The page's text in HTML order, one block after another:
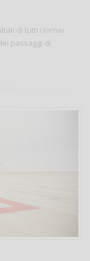
di tutti i tornei
passaggi di